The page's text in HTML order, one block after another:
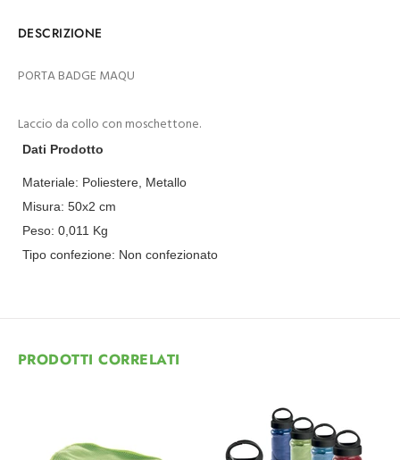
DESCRIZIONE
PORTA BADGE MAQU
Laccio da collo con moschettone.
Dati Prodotto
Materiale: Poliestere, Metallo
Misura: 50x2 cm
Peso: 0,011 Kg
Tipo confezione: Non confezionato
PRODOTTI CORRELATI